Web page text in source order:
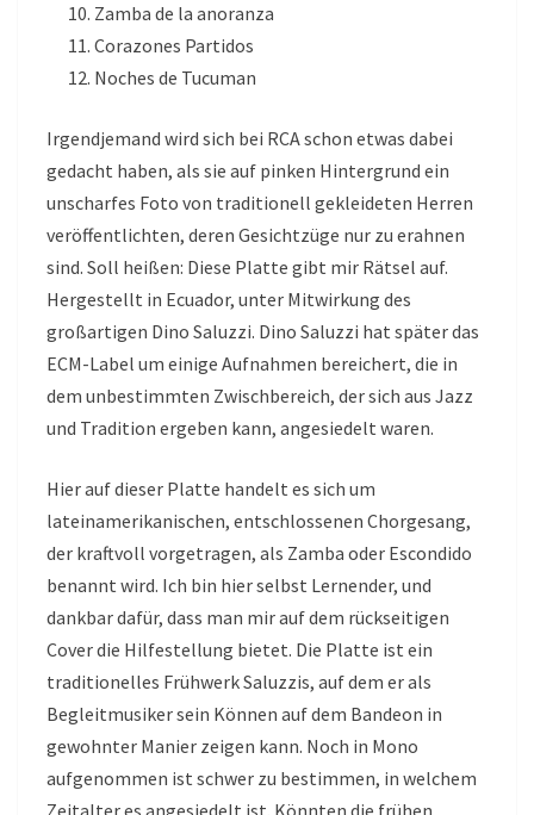
Zamba de la anoranza
Corazones Partidos
Noches de Tucuman
Irgendjemand wird sich bei RCA schon etwas dabei
gedacht haben, als sie auf pinken Hintergrund ein
unscharfes Foto von traditionell gekleideten Herren
veröffentlichten, deren Gesichtzüge nur zu erahnen
sind. Soll heißen: Diese Platte gibt mir Rätsel auf.
Hergestellt in Ecuador, unter Mitwirkung des
großartigen Dino Saluzzi. Dino Saluzzi hat später das
ECM-Label um einige Aufnahmen bereichert, die in
dem unbestimmten Zwischbereich, der sich aus Jazz
und Tradition ergeben kann, angesiedelt waren.
Hier auf dieser Platte handelt es sich um
lateinamerikanischen, entschlossenen Chorgesang,
der kraftvoll vorgetragen, als Zamba oder Escondido
benannt wird. Ich bin hier selbst Lernender, und
dankbar dafür, dass man mir auf dem rückseitigen
Cover die Hilfestellung bietet. Die Platte ist ein
traditionelles Frühwerk Saluzzis, auf dem er als
Begleitmusiker sein Können auf dem Bandeon in
gewohnter Manier zeigen kann. Noch in Mono
aufgenommen ist schwer zu bestimmen, in welchem
Zeitalter es angesiedelt ist. Könnten die frühen